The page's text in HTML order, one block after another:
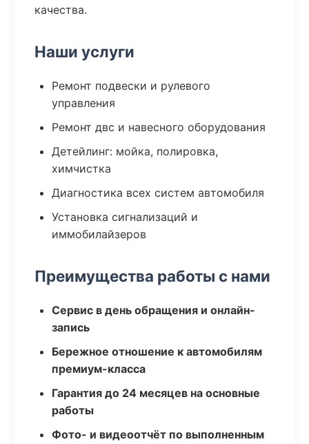
качества.
Наши услуги
Ремонт подвески и рулевого
управления
Ремонт двс и навесного оборудования
Детейлинг: мойка, полировка,
химчистка
Диагностика всех систем автомобиля
Установка сигнализаций и
иммобилайзеров
Преимущества работы с нами
Сервис в день обращения и онлайн-
запись
Бережное отношение к автомобилям
премиум-класса
Гарантия до 24 месяцев на основные
работы
Фото- и видеоотчёт по выполненным